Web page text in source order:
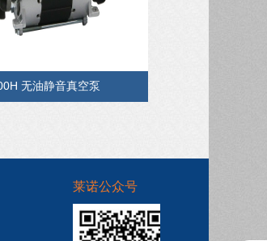
无油静音真空泵
莱诺公众号